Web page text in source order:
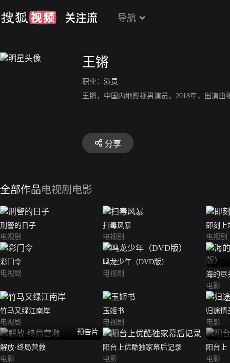
导航
王锵
职业： 演员
王锵，中国内地影视男演员。2018年，出演
分享
全部作品电视剧 电影
刑警的日子
电视剧
扫毒风暴
电视剧
即刻上
电视剧
彩门令
电视剧
鸣龙少年（DVD版）
电视剧
海的尽
电影
竹马又绿江南岸
电视剧
玉姬书
电视剧
归途情
电影
预告片
解放·终局营救
电影
阳台上优酷独家幕后记录
电影
阳台上
电影